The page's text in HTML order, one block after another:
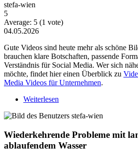
stefa-wien
5
Average: 5 (1 vote)
04.05.2026
Gute Videos sind heute mehr als schöne
brauchen klare Botschaften, passende
Verständnis für Social Media. Wer sich
möchte, findet hier einen Überblick zu
Media Videos für Unternehmen.
Weiterlesen
Wiederkehrende Probleme mit
ablaufendem Wasser